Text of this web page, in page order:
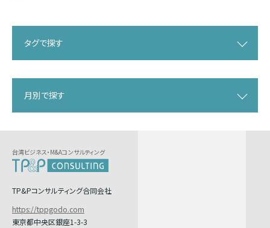
タグで探す
月別で探す
台湾ビジネス・M&Aコンサルティング
TP&Pコンサルティング合同会社
https://tppgodo.com
東京都中央区銀座1-3-3